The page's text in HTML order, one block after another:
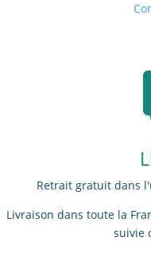
Retrait gratuit dans
Livraison dans toute la
suivie